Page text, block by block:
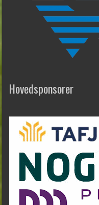
Hovedsponsorer